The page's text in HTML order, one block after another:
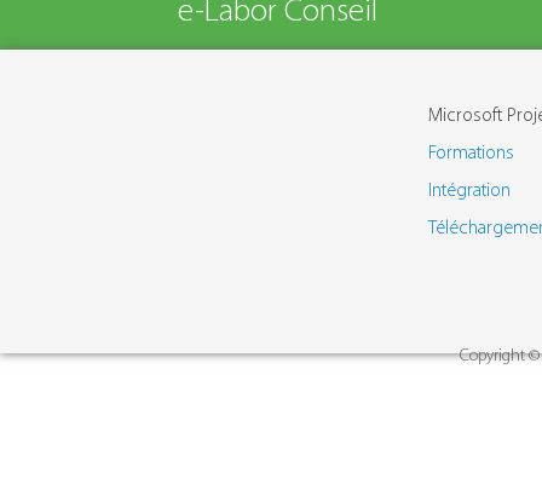
e-Labor Conseil
Microsoft
Formations
Intégration
Copyright ©